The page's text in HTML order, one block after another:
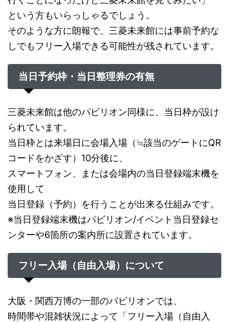
という方もいらっしゃるでしょう。
そのような方に朗報で、三菱未来館には事前予約な
しでもフリー入場できる可能性が残されています。
当日予約枠・当日整理券の有無
三菱未来館は他のパビリオン同様に、当日枠が設け
られています。
当日枠とは来場日に会場入場（≒該当のゲートにQR
コードをかざす）10分後に、
スマートフォン、または会場内の当日登録端末機を
使用して
当日登録（予約）を行うことが出来る仕組みです。
※当日登録端末機はパビリオン/イベント当日登録セ
ンターや6箇所の案内所に設置されています。
フリー入場（自由入場）について
大阪・関西万博の一部のパビリオンでは、
時間帯や混雑状況によって「フリー入場（自由入